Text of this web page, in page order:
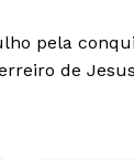
pela
de